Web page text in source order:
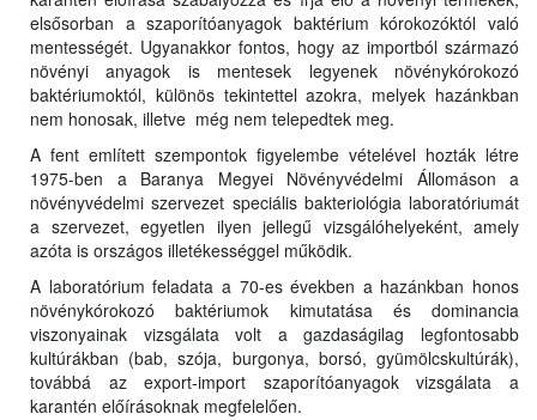
elsősorban a szaporítóanyagok baktérium kórokozóktól való
mentességét. Ugyanakkor fontos, hogy az importból származó
növényi anyagok is mentesek legyenek növénykórokozó
baktériumoktól, különös tekintettel azokra, melyek hazánkban
nem honosak, illetve még nem telepedtek meg.
A fent említett szempontok figyelembe vételével hozták létre
1975-ben a Baranya Megyei Növényvédelmi Állomáson a
növényvédelmi szervezet speciális bakteriológia laboratóriumát
a szervezet, egyetlen ilyen jellegű vizsgálóhelyeként, amely
azóta is országos illetékességgel működik.
A laboratórium feladata a 70-es években a hazánkban honos
növénykórokozó baktériumok kimutatása és dominancia
viszonyainak vizsgálata volt a gazdaságilag legfontosabb
kultúrákban (bab, szója, burgonya, borsó, gyümölcskultúrák),
továbbá az export-import szaporítóanyagok vizsgálata a
karantén előírásoknak megfelelően.